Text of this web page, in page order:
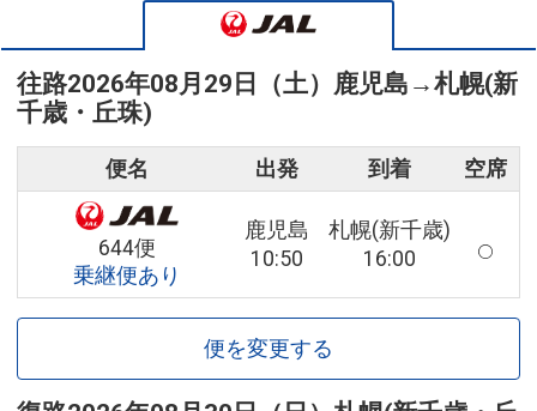
往路2026年08月29日（土） 鹿児島 →札幌(新
千歳・丘珠)
便名 出発 到着 空席
644便
乗継便あり
鹿児島
10:50
札幌(新千歳)
16:00
便を変更する